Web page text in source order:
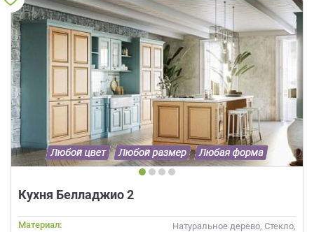
Кухня Белладжио 2
Материал:
Натуральное дерево, Стекло,